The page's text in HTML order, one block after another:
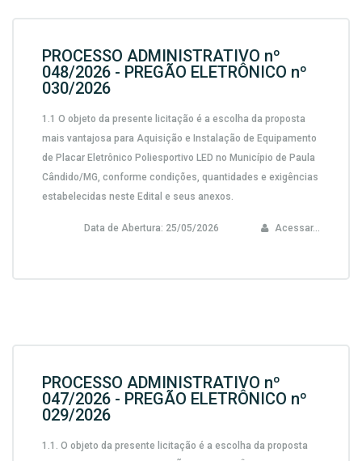
PROCESSO ADMINISTRATIVO nº
048/2026 - PREGÃO ELETRÔNICO nº
030/2026
1.1 O objeto da presente licitação é a escolha da proposta
mais vantajosa para Aquisição e Instalação de Equipamento
de Placar Eletrônico Poliesportivo LED no Município de Paula
Cândido/MG, conforme condições, quantidades e exigências
estabelecidas neste Edital e seus anexos.
Data de Abertura: 25/05/2026 Acessar...
PROCESSO ADMINISTRATIVO nº
047/2026 - PREGÃO ELETRÔNICO nº
029/2026
1.1. O objeto da presente licitação é a escolha da proposta